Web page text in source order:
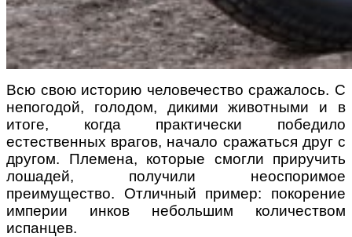
Всю свою историю человечество сражалось. С
непогодой, голодом, дикими животными и в
итоге, когда практически победило
естественных врагов, начало сражаться друг с
другом. Племена, которые смогли приручить
лошадей, получили неоспоримое
преимущество. Отличный пример: покорение
империи инков небольшим количеством
испанцев.